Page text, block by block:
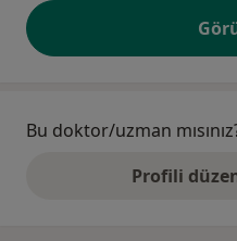
Bu doktor/uzman
Profili